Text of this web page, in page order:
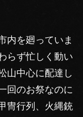
内を廻っていま
らず忙しく動い
山中心に配達し
回のお祭なのに
冑行列、火縄銃